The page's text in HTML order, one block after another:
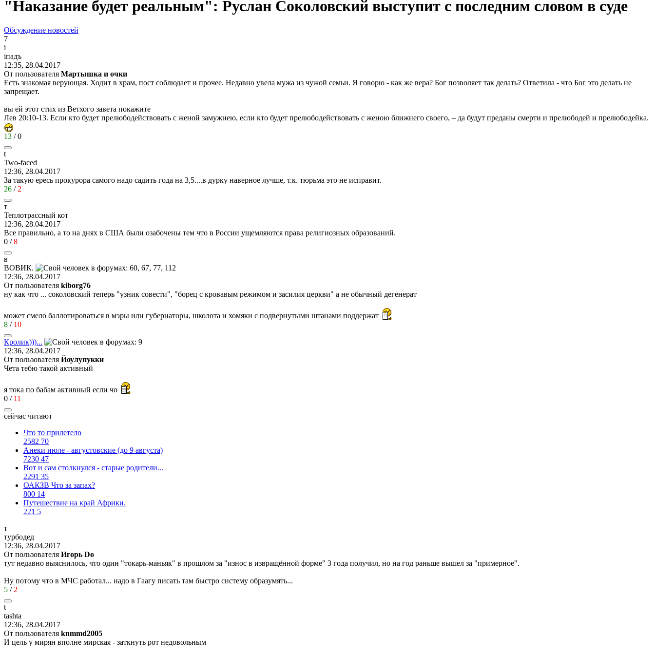
"Наказание будет реальным": Руслан Соколовский выступит с последним словом в суде
Обсуждение новостей
7
i
iпадъ
12:35, 28.04.2017
От пользователя Мартышка и очки
Есть знакомая верующая. Ходит в храм, пост соблюдает и прочее. Недавно увела мужа из чужой семьи. Я говорю - как же вера? Бог позволяет так делать? Ответила - что Бог это делать не
запрещает.
вы ей этот стих из Ветхого завета покажите
Лев 20:10-13. Если кто будет прелюбодействовать с женой замужнею, если кто будет прелюбодействовать с женою ближнего своего, – да будут преданы смерти и прелюбодей и прелюбодейка.
13 /0
t
Two-faced
12:36, 28.04.2017
За такую ересь прокурора самого надо садить года на 3,5....в дурку наверное лучше, т.к. тюрьма это не исправит.
26 / 2
т
Теплотрассный кот
12:36, 28.04.2017
Все правильно, а то на днях в США были озабочены тем что в России ущемляются права религиозных образований.
0 /8
в
ВОВИК.
12:36, 28.04.2017
От пользователя kiborg76
ну как что ... соколовский теперь "узник совести", "борец с кровавым режимом и засилия церкви" а не обычный дегенерат
может смело баллотироваться в мэры или губернаторы, школота и хомяки с подвернутыми штанами поддержат
8 / 10
Кролик)))...
12:36, 28.04.2017
От пользователя Йоулупукки
Чета тебю такой активный
я тока по бабам активный если чо
0 / 11
сейчас читают
Что то прилетело
2582 70
Анеки июле - августовские (до 9 августа)
7230 47
Вот и сам столкнулся - старые родители...
2291 35
ОАКЗВ Что за запах?
800 14
Путешествие на край Африки.
221 5
т
турбодед
12:36, 28.04.2017
От пользователя Игорь Do
тут недавно выяснилось, что один "токарь-маньяк" в прошлом за "износ в извращённой форме" 3 года получил, но на год раньше вышел за "примерное".
Ну потому что в МЧС работал... надо в Гаагу писать там быстро систему образумять...
5 / 2
t
tashta
12:36, 28.04.2017
От пользователя knmmd2005
И цель у мирян вполне мирская - заткнуть рот недовольным